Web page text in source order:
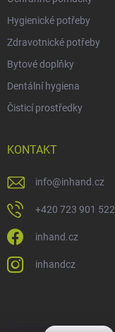
Hygienické potřeby
Zdravotnické potřeby
Bytové doplňky
Dentální hygiena
Čisticí prostředky
KONTAKT
info@inhand.cz
+420 723 901 522
inhand.cz
inhandcz